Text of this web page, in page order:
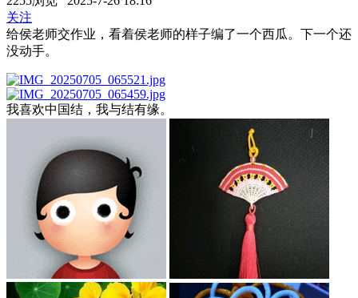
关注
给侯老师交作业，看着侯老师的样子编了一个西瓜。下一个还
没动手。
我喜欢中国结，我与结有缘。